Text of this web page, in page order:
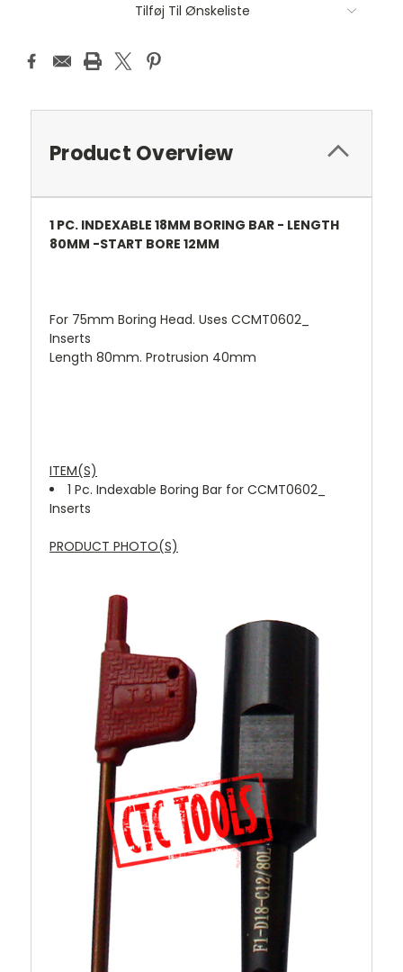
Tilføj Til Ønskeliste
Product Overview
1 PC. INDEXABLE 18MM BORING BAR - LENGTH
80MM -START BORE 12MM
For 75mm Boring Head. Uses CCMT0602_
Inserts
Length 80mm. Protrusion 40mm
ITEM(S)
1 Pc. Indexable Boring Bar for CCMT0602_
Inserts
PRODUCT PHOTO(S)